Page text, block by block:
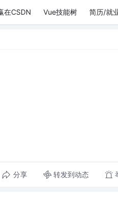
在CSDN Vue技能树 简历/就
分享 转发到动态